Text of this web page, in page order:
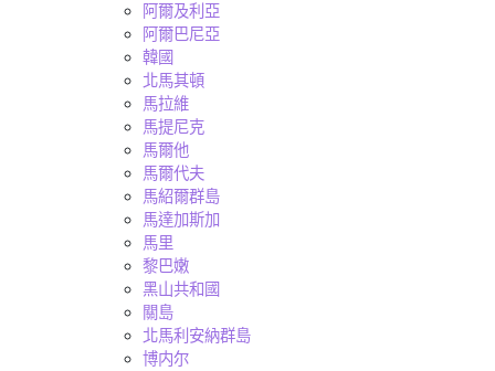
阿爾及利亞
阿爾巴尼亞
韓國
北馬其頓
馬拉維
馬提尼克
馬爾他
馬爾代夫
馬紹爾群島
馬達加斯加
馬里
黎巴嫩
黑山共和國
關島
北馬利安納群島
博内尔